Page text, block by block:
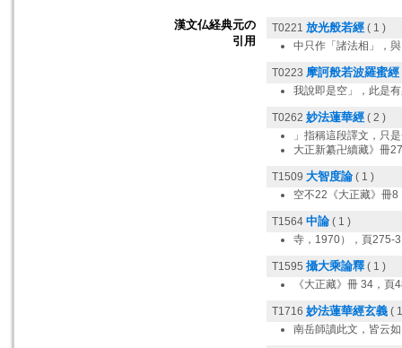
漢文仏経典元の
引用
T0221 放光般若經 ( 1 )
中只作「諸法相」，
T0223 摩訶般若波羅蜜經
我說即是空」，此是
T0262 妙法蓮華經 ( 2 )
」指稱這段譯文，只
大正新纂卍續藏》冊
T1509 大智度論 ( 1 )
空不22《大正藏》冊
T1564 中論 ( 1 )
寺，1970），頁275-
T1595 攝大乘論釋 ( 1 )
《大正藏》冊 34，
T1716 妙法蓮華經玄義 (
南岳師讀此文，皆云